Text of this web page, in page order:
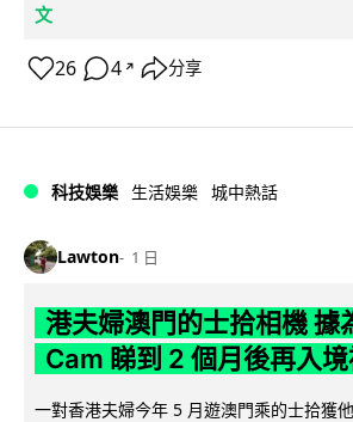
文
26 4 ↗ 分享
科技娛樂 生活娛樂 城中熱話
Lawton 1 日
港夫婦澳門的士拾相機 據
Cam 睇到 2 個月後再入
一對香港夫婦今年 5 月遊澳門乘的士拾獲